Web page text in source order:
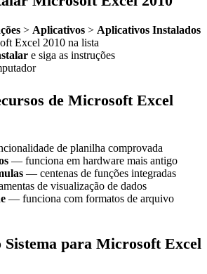
> Aplicativos > Aplicativos Instalados
Excel 2010 na lista
e siga as instruções
de Microsoft Excel
de planilha comprovada
— funciona em hardware mais antigo
— centenas de funções integradas
de visualização de dados
— funciona com formatos de arquivo
Sistema para Microsoft Excel